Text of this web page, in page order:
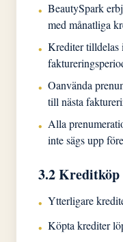
• BeautySpark
med månatliga
• Krediter tilldelas
• Oanvända
till nästa
• Alla
inte sägs upp
3.2 Kreditköp
• Ytterligare
• Köpta krediter